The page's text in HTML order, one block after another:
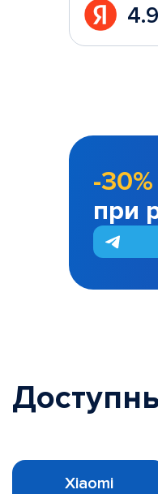
4.9
-30%
при
Xiaomi